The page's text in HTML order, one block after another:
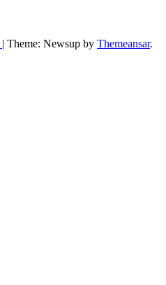
| Theme: Newsup by Themeansar.